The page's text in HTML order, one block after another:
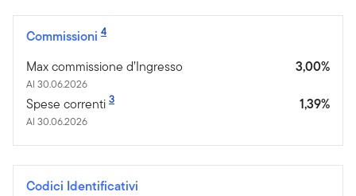
Commissioni 4
Max commissione d’Ingresso
Al 30.06.2026
3,00%
Spese correnti 3
Al 30.06.2026
1,39%
Codici Identificativi